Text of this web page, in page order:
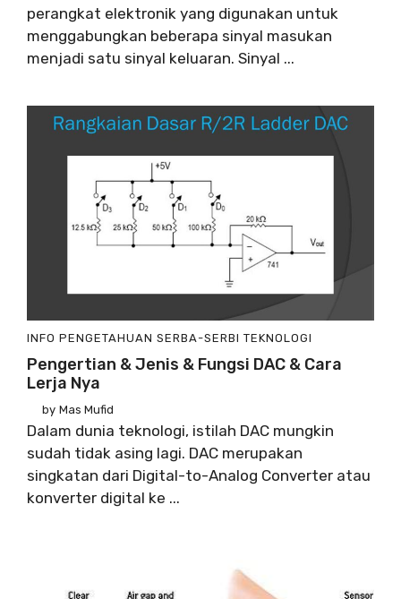
perangkat elektronik yang digunakan untuk
menggabungkan beberapa sinyal masukan
menjadi satu sinyal keluaran. Sinyal ...
INFO PENGETAHUAN SERBA-SERBI TEKNOLOGI
Pengertian & Jenis & Fungsi DAC & Cara
Lerja Nya
by Mas Mufid
Dalam dunia teknologi, istilah DAC mungkin
sudah tidak asing lagi. DAC merupakan
singkatan dari Digital-to-Analog Converter atau
konverter digital ke ...